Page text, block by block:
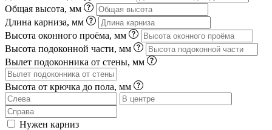
Общая высота, мм
Длина карниза, мм
Высота оконного проёма, мм
Высота подоконной части, мм
Вылет подоконника от стены, мм
Высота от крючка до пола, мм
Нужен карниз